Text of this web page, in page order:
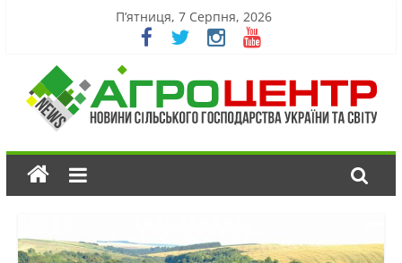
П’ятниця, 7 Серпня, 2026